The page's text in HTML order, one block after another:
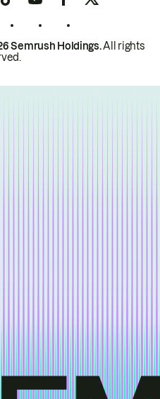
Semrush Holdings.All rights